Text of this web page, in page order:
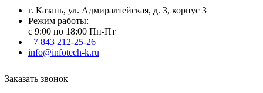
г. Казань, ул. Адмиралтейская, д. 3, корпус 3
Режим работы:
с 9:00 по 18:00 Пн-Пт
+7 843 212-25-26
info@infotech-k.ru
Заказать звонок